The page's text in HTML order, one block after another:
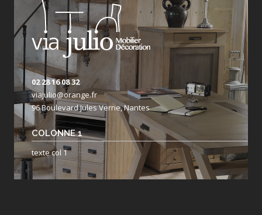
02 28 16 08 32
viajulio@orange.fr
96 Boulevard Jules Verne, Nantes
COLONNE 1
texte col 1